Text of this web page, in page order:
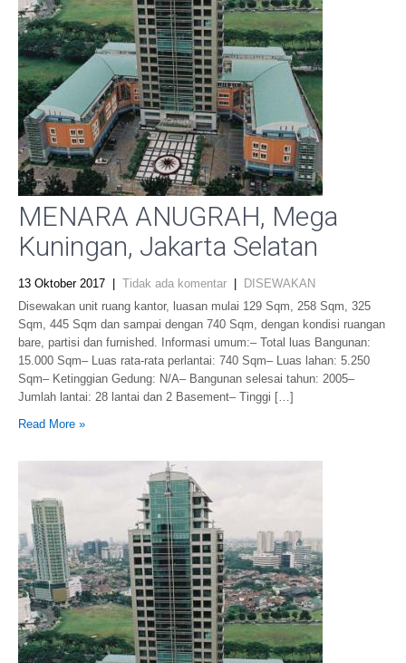
MENARA ANUGRAH, Mega
Kuningan, Jakarta Selatan
13 Oktober 2017 Tidak ada komentar
DISEWAKAN
Disewakan unit ruang kantor, luasan mulai 129 Sqm, 258 Sqm, 325
Sqm, 445 Sqm dan sampai dengan 740 Sqm, dengan kondisi ruangan
bare, partisi dan furnished. Informasi umum:– Total luas Bangunan:
15.000 Sqm– Luas rata-rata perlantai: 740 Sqm– Luas lahan: 5.250
Sqm– Ketinggian Gedung: N/A– Bangunan selesai tahun: 2005–
Jumlah lantai: 28 lantai dan 2 Basement– Tinggi […]
Read More »